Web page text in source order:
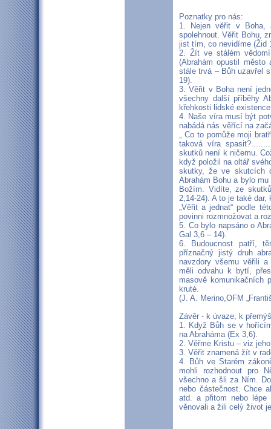
Poznatky pro nás:
1. Nejen věřit v
spolehnout. Věřit Bohu,
jist tím, co nevidíme (Žid
2. Žít ve stálém
(Abrahám opustil
stále trvá – Bůh uzavřel
19).
3. Věřit v Boha není
všechny další příběhy
křehkosti lidské
4. Naše víra musí být
nabádá nás věřící na
„ Co to pomůže moji
taková víra
skutků není k ničemu.
když položil na oltář
skutky, že ve skutcích
Abrahám Bohu a bylo
Božím. Vidíte, ze
2,14-24). A to je také
„Věřit a jednat“ podle
povinni rozmnožovat a
5. Co bylo napsáno o
Gal 3,6 – 14).
6. Budoucnost patří,
příznačný jistý druh
navzdory všemu věřili a
měli odvahu k bytí,
masově komunikačních
kruté.
(J. A. Merino,OFM
Závěr - k úvaze, k
1. Když Bůh se v
na Abraháma (Ex 3,6).
2. Věřme Kristu – viz
3. Věřit znamená žít v
4. Bůh ve Starém
mohli rozhodnout pro
všechno a šli za Ním.
nebo částečnost. Chce
atd. a přitom nebo
věnovali a žili celý život